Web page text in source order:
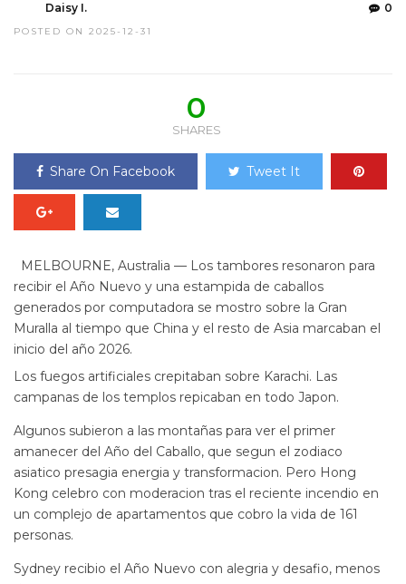
Daisy I.
POSTED ON 2025-12-31
0
0
SHARES
Share On Facebook Tweet It
MELBOURNE, Australia — Los tambores resonaron para
recibir el Año Nuevo y una estampida de caballos
generados por computadora se mostro sobre la Gran
Muralla al tiempo que China y el resto de Asia marcaban el
inicio del año 2026.
Los fuegos artificiales crepitaban sobre Karachi. Las
campanas de los templos repicaban en todo Japon.
Algunos subieron a las montañas para ver el primer
amanecer del Año del Caballo, que segun el zodiaco
asiatico presagia energia y transformacion. Pero Hong
Kong celebro con moderacion tras el reciente incendio en
un complejo de apartamentos que cobro la vida de 161
personas.
Sydney recibio el Año Nuevo con alegria y desafio, menos